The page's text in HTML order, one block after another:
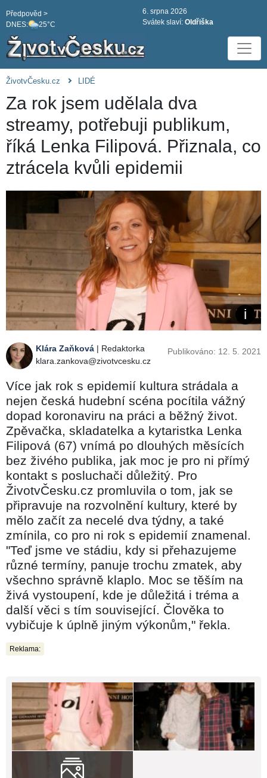
DNES: 25°C
Předpověd >
6. srpna 2026
Svátek slaví: Oldřiška
ŽivotvČesku.cz LIDÉ
Za rok jsem udělala dva
streamy, potřebuji publikum,
říká Lenka Filipová. Přiznala, co
ztrácela kvůli epidemii
Klára Zaňková | Redaktorka
klara.zankova@zivotvcesku.cz
Publikováno: 12. 5. 2021
Více jak rok s epidemií kultura strádala a
nejen česká hudební scéna pocítila vážný
dopad koronaviru na práci a běžný život.
Zpěvačka, skladatelka a kytaristka Lenka
Filipová (67) vnímá po dlouhých měsících
bez živého publika, jak moc je pro ni přímý
kontakt s posluchači důležitý. Pro
ŽivotvČesku.cz promluvila o tom, jak se
připravuje na rozvolnění kultury, které by
mělo začít za necelé dva týdny, a také
zmínila, co pro ni rok s epidemií znamenal.
"Teď jsme ve stádiu, kdy si přehazujeme
různé termíny, panuje trochu zmatek, aby
všechno správně klaplo. Moc se těším na
živá vystoupení, kde je důležitá i tréma a
další věci s tím související. Člověka to
vybičuje k úplně jiným výkonům," řekla.
Reklama: